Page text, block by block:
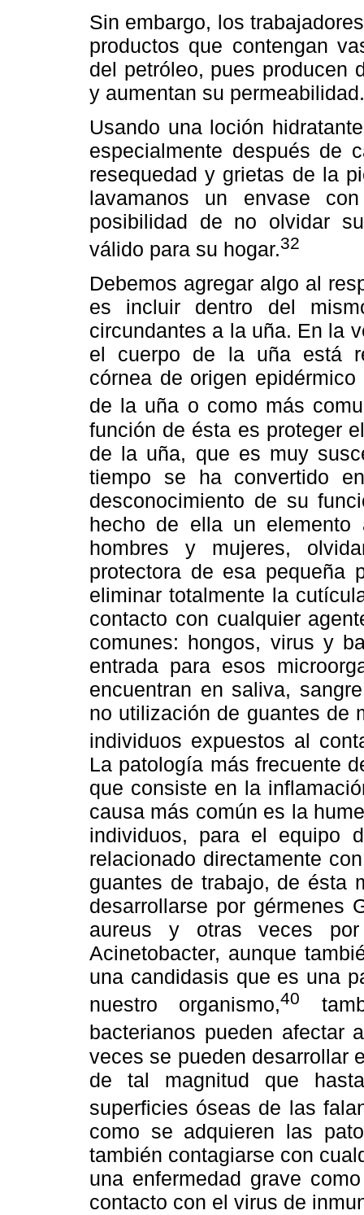
Sin embargo, los
productos que contengan
del petróleo, pues producen
y aumentan su permeabilidad.
Usando una loción
especialmente después de
resequedad y grietas de la
lavamanos un envase
posibilidad de no olvidar
válido para su hogar.32
Debemos agregar algo al
es incluir dentro del
circundantes a la uña. En la
el cuerpo de la uña está
córnea de origen
de la uña o como más
función de ésta es proteger
de la uña, que es muy
tiempo se ha convertido
desconocimiento de su
hecho de ella un elemento
hombres y mujeres,
protectora de esa pequeña
eliminar totalmente la
contacto con cualquier
comunes: hongos, virus y
entrada para esos
encuentran en saliva,
no utilización de guantes de
individuos expuestos al
La patología más frecuente
que consiste en la
causa más común es la
individuos, para el equipo
relacionado directamente
guantes de trabajo, de ésta
desarrollarse por gérmenes
aureus y otras veces por
Acinetobacter, aunque
una candidasis que es una
nuestro organismo,40
bacterianos pueden afectar
veces se pueden desarrollar
de tal magnitud que
superficies óseas de las
como se adquieren las
también contagiarse con
una enfermedad grave
contacto con el virus de